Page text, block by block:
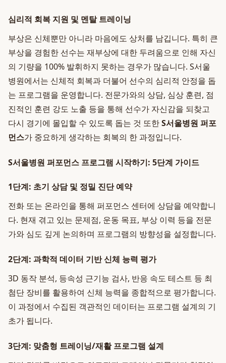
심리적 회복 지원 및 멘탈 트레이닝
부상은 신체뿐만 아니라 마음에도 상처를 남깁니다. 특히 큰
부상을 경험한 선수는 재부상에 대한 두려움으로 인해 자신
의 기량을 100% 발휘하지 못하는 경우가 많습니다. S서울
병원에서는 신체적 회복과 더불어 선수의 심리적 안정을 돕
는 프로그램을 운영합니다. 전문가와의 상담, 심상 훈련, 점
진적인 훈련 강도 노출 등을 통해 선수가 자신감을 되찾고
다시 경기에 몰입할 수 있도록 돕는 것 또한S서울병원 퍼포
먼스가 중요하게 생각하는 회복의 한 과정입니다.
S서울병원 퍼포먼스 프로그램 시작하기: 5단계 가이드
1단계: 초기 상담 및 정밀 진단 예약
전화 또는 온라인을 통해 퍼포먼스 센터에 상담을 예약합니
다. 현재 겪고 있는 문제점, 운동 목표, 부상 이력 등을 전문
가와 심도 깊게 논의하며 프로그램의 방향성을 설정합니다.
2단계: 과학적 데이터 기반 신체 능력 평가
3D 동작 분석, 등속성 근기능 검사, 반응 속도 테스트 등 최
첨단 장비를 활용하여 신체 능력을 종합적으로 평가합니다.
이 과정에서 수집된 객관적인 데이터는 프로그램 설계의 기
초가 됩니다.
3단계: 맞춤형 트레이닝/재활 프로그램 설계